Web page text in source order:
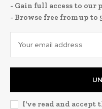
- Gain full access to our
- Browse free from up to
I've read and accept